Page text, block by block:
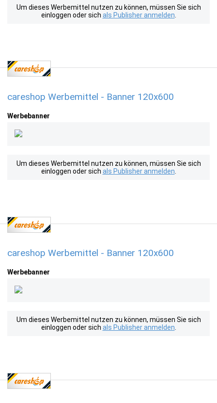
Um dieses Werbemittel nutzen zu können, müssen Sie sich
einloggen oder sich als Publisher anmelden
careshop Werbemittel - Banner 120x600
Werbebanner
Um dieses Werbemittel nutzen zu können, müssen Sie sich
einloggen oder sich als Publisher anmelden
careshop Werbemittel - Banner 120x600
Werbebanner
Um dieses Werbemittel nutzen zu können, müssen Sie sich
einloggen oder sich als Publisher anmelden